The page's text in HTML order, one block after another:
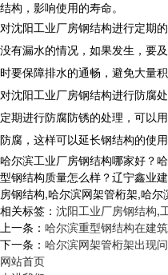
结构，影响使用的寿命。
对沈阳工业厂房钢结构进行定期
没有漏水的情况，如果发生，要
时要保障排水的通畅，避免大量
对沈阳工业厂房钢结构进行防腐
定期进行防腐防锈的处理，可以
防腐，这样可以延长钢结构的使用
哈尔滨工业厂房钢结构哪家好？
型钢结构质量怎么样？辽宁鑫业
房钢结构,哈尔滨网架管桁架,哈
相关标签： 沈阳工业厂房钢结构,
上一条： 哈尔滨重型钢结构在建
下一条： 哈尔滨网架管桁架出现
网站首页